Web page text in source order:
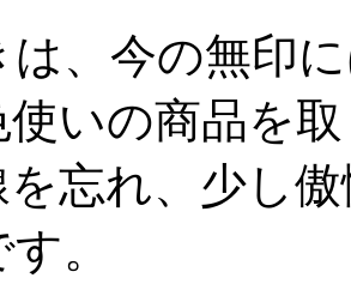
は、今の無印
いの商品を
を忘れ、少し
。